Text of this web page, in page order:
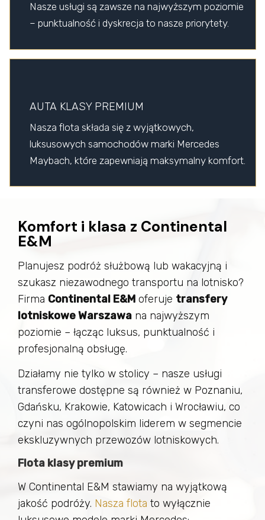
Nasze usługi są zawsze na najwyższym poziomie
– punktualność i dyskrecja to nasze priorytety.
AUTA KLASY PREMIUM
Nasza flota składa się z wyjątkowych,
luksusowych samochodów marki Mercedes
Maybach, które zapewniają maksymalny komfort.
Komfort i klasa z Continental
E&M
Planujesz podróż służbową lub wakacyjną i
szukasz niezawodnego transportu na lotnisko?
Firma Continental E&M oferuje transfery
lotniskowe Warszawa na najwyższym
poziomie – łącząc luksus, punktualność i
profesjonalną obsługę.
Działamy nie tylko w stolicy – nasze usługi
transferowe dostępne są również w Poznaniu,
Gdańsku, Krakowie, Katowicach i Wrocławiu, co
czyni nas ogólnopolskim liderem w segmencie
ekskluzywnych przewozów lotniskowych.
Flota klasy premium
W Continental E&M stawiamy na wyjątkową
jakość podróży. Nasza flota to wyłącznie